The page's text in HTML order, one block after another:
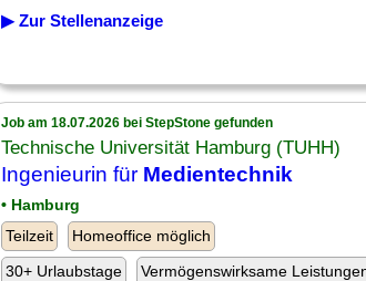
▶ Zur Stellenanzeige
Job am 18.07.2026 bei StepStone gefunden
Technische Universität Hamburg (TUHH)
Ingenieurin für Medientechnik
• Hamburg
Teilzeit
Homeoffice möglich
30+ Urlaubstage
Vermögenswirksame